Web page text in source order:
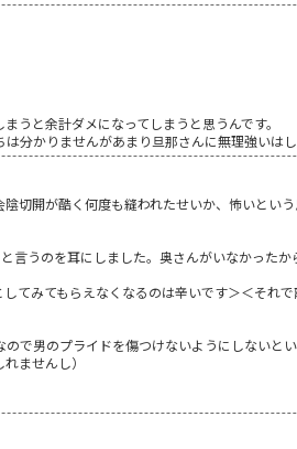
うと余計ダメになってしまうと思うんです。
分かりませんがあまり旦那さんに無理強いはし
切開が酷く何度も縫われたせいか、怖いとい
言うのを耳にしました。奥さんがいなかった
てみてもらえなくなるのは辛いです＞＜それ
で男のプライドを傷つけないようにしないと
ませんし）